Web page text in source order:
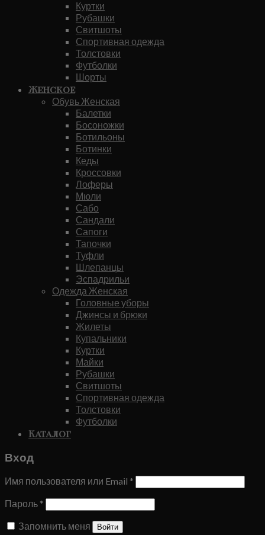
Куртки
Рубашки
Свитшоты
Спортивная одежда
Толстовки
Футболки
Шорты
Женское
Обувь Женская
Балетки
Босоножки
Ботильоны
Ботинки
Кеды
Кроссовки
Лоферы
Мюли
Сабо
Сандали
Сапоги
Тапочки
Туфли
Шлепанцы
Эспадрильи
Одежда Женская
Головные уборы
Джинсы и брюки
Жилеты
Купальники
Куртки
Майки
Рубашки
Свитшоты
Спортивная одежда
Толстовки
Футболки
Каталог
Вход
Имя пользователя или Email *
Пароль *
Запомнить меня
Войти